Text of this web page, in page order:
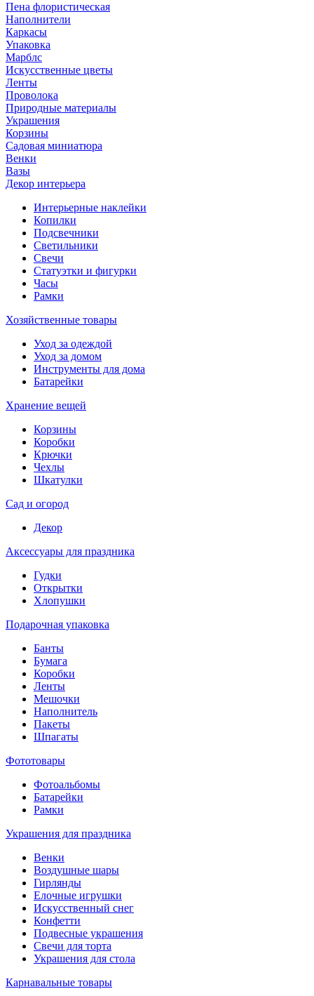
Пена флористическая
Наполнители
Каркасы
Упаковка
Марблс
Искусственные цветы
Ленты
Проволока
Природные материалы
Украшения
Корзины
Садовая миниатюра
Венки
Вазы
Декор интерьера
Интерьерные наклейки
Копилки
Подсвечники
Светильники
Свечи
Статуэтки и фигурки
Часы
Рамки
Хозяйственные товары
Уход за одеждой
Уход за домом
Инструменты для дома
Батарейки
Хранение вещей
Корзины
Коробки
Крючки
Чехлы
Шкатулки
Сад и огород
Декор
Аксессуары для праздника
Гудки
Открытки
Хлопушки
Подарочная упаковка
Банты
Бумага
Коробки
Ленты
Мешочки
Наполнитель
Пакеты
Шпагаты
Фототовары
Фотоальбомы
Батарейки
Рамки
Украшения для праздника
Венки
Воздушные шары
Гирлянды
Елочные игрушки
Искусственный снег
Конфетти
Подвесные украшения
Свечи для торта
Украшения для стола
Карнавальные товары